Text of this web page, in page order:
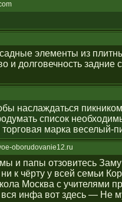
элементы из
и долговечность задние
наслаждаться
список
марка веселый-
oborudovanie12.ru
и папы отзовитесь
к чёрту у всей семьи
Москва с учителями
инфа вот здесь — Не